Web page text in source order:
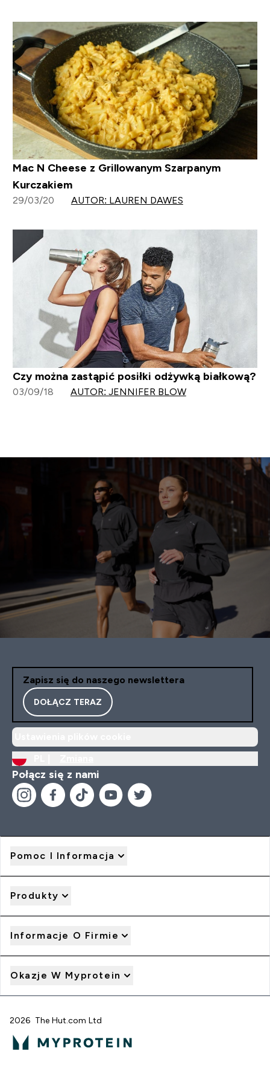
Mac N Cheese z Grillowanym Szarpanym
Kurczakiem
29/03/20 AUTOR: LAUREN DAWES
Czy można zastąpić posiłki odżywką białkową?
03/09/18 AUTOR: JENNIFER BLOW
Zapisz się do naszego newslettera
DOŁĄCZ TERAZ
Połącz się z nami
Pomoc I Informacja
Produkty
Informacje O Firmie
Okazje W Myprotein
2026 The Hut.com Ltd